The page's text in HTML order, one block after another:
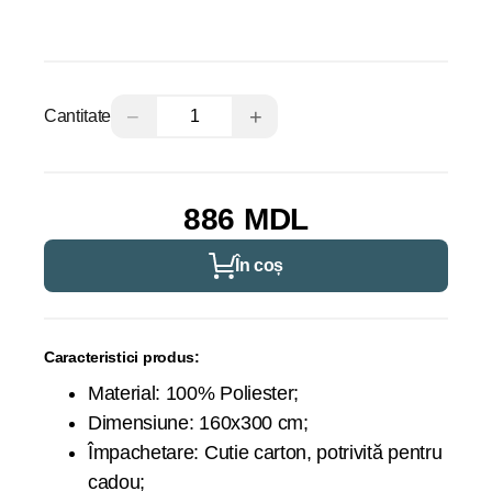
Cantitate − +
886 MDL
În coș
Caracteristici produs:
Material: 100% Poliester;
Dimensiune: 160x300 cm;
Împachetare: Cutie carton, potrivită pentru
cadou;